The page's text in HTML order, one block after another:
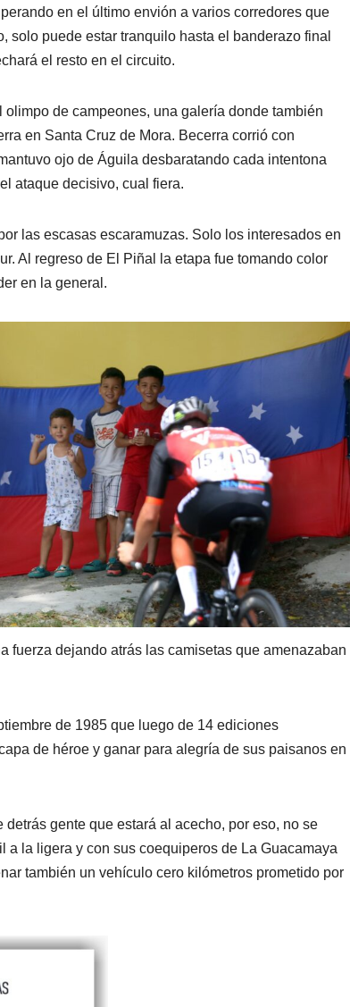
en el último envión a varios corredores que
puede estar tranquilo hasta el banderazo final
el resto en el circuito.
de campeones, una galería donde también
en Santa Cruz de Mora. Becerra corrió con
ojo de Águila desbaratando cada intentona
ataque decisivo, cual fiera.
las escasas escaramuzas. Solo los interesados en
Al regreso de El Piñal la etapa fue tomando color
en la general.
fuerza dejando atrás las camisetas que amenazaban
de 1985 que luego de 14 ediciones
de héroe y ganar para alegría de sus paisanos en
gente que estará al acecho, por eso, no se
la ligera y con sus coequiperos de La Guacamaya
también un vehículo cero kilómetros prometido por